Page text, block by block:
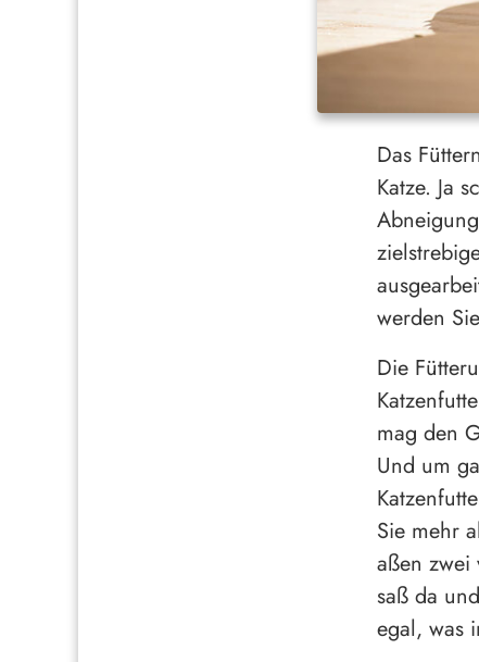
Das
Katze. Ja
werden
Die
mag den
Und um
Sie mehr
aßen
saß da
egal, was